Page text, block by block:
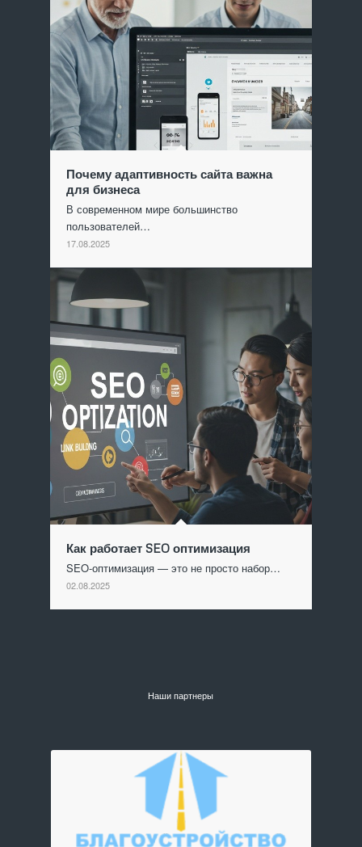
Почему адаптивность сайта важна
для бизнеса
В современном мире большинство
пользователей…
17.08.2025
Как работает SEO оптимизация
SEO-оптимизация — это не просто набор…
02.08.2025
Наши партнеры